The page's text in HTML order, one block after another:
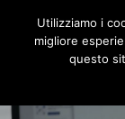
Utilizziamo i
migliore
questo